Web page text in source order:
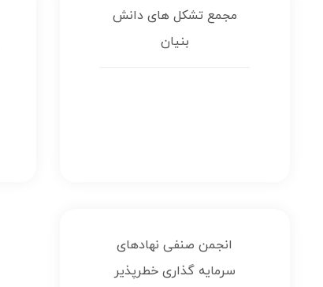
مجمع تشکل های دانش
بنیان
انجمن صنفی نهادهای
سرمایه گذاری خطرپذیر